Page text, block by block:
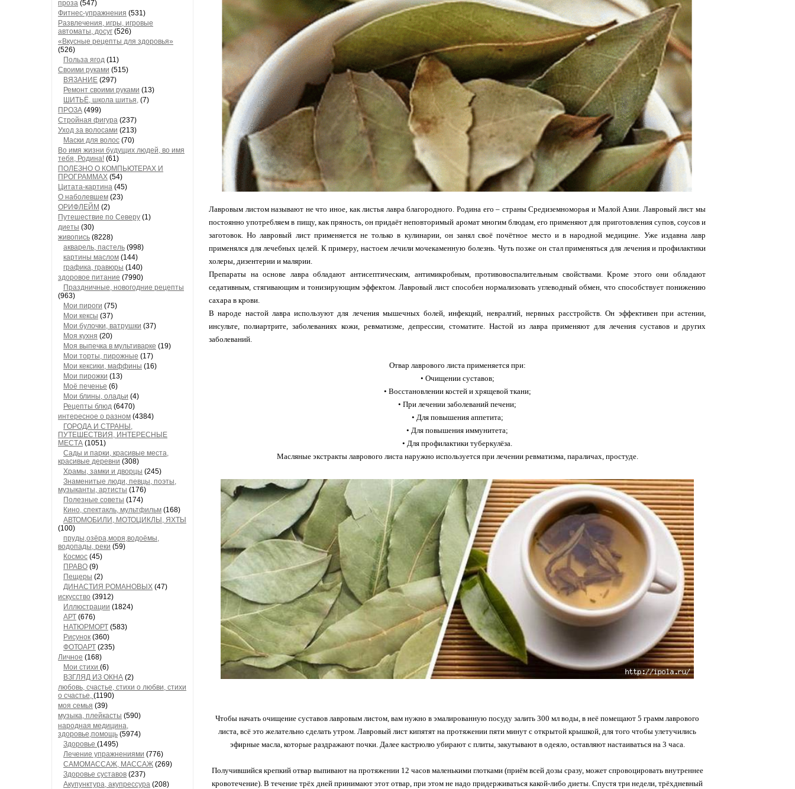
проза (547)
Фитнес-упражнения (531)
Развлечения, игры, игровые
автоматы, досуг (526)
«Вкусные рецепты для здоровья»
(526)
Польза ягод (11)
Своими руками (515)
ВЯЗАНИЕ (297)
Ремонт своими руками (13)
ШИТЬЁ, школа шитья, (7)
ПРОЗА (499)
Стройная фигура (237)
Уход за волосами (213)
Маски для волос (70)
Во имя жизни будущих людей, во имя
тебя, Родина! (61)
ПОЛЕЗНО О КОМПЬЮТЕРАХ И
ПРОГРАММАХ (54)
Цитата-картина (45)
О наболевшем (23)
ОРИФЛЕЙМ (2)
Путешествие по Северу (1)
диеты (30)
живопись (8228)
акварель, пастель (998)
картины маслом (144)
графика, гравюры (140)
здоровое питание (7990)
Праздничные, новогодние рецепты
(963)
Мои пироги (75)
Мои кексы (37)
Мои булочки, ватрушки (37)
Моя кухня (20)
Моя выпечка в мультиварке (19)
Мои торты, пирожные (17)
Мои кексики, маффины (16)
Мои пирожки (13)
Моё печенье (6)
Мои блины, оладьи (4)
Рецепты блюд (6470)
интересное о разном (4384)
ГОРОДА И СТРАНЫ,
ПУТЕШЕСТВИЯ, ИНТЕРЕСНЫЕ
МЕСТА (1051)
Сады и парки, красивые места,
красивые деревни (308)
Храмы, замки и дворцы (245)
Знаменитые люди, певцы, поэты,
музыканты, артисты (176)
Полезные советы (174)
Кино, спектакль, мультфильм (168)
АВТОМОБИЛИ, МОТОЦИКЛЫ, ЯХТЫ
(100)
пруды,озёра,моря,водоёмы,
водопады, реки (59)
Космос (45)
ПРАВО (9)
Пещеры (2)
ДИНАСТИЯ РОМАНОВЫХ (47)
искусство (3912)
Иллюстрации (1824)
АРТ (676)
НАТЮРМОРТ (583)
Рисунок (360)
ФОТОАРТ (235)
Личное (168)
Мои стихи (6)
ВЗГЛЯД ИЗ ОКНА (2)
любовь, счастье, стихи о любви, стихи
о счастье, (1190)
моя семья (39)
музыка, плейкасты (590)
народная медицина,
здоровье,помощь (5974)
Здоровье (1495)
Лечение упражнениями (776)
САМОМАССАЖ, МАССАЖ (269)
Здоровье суставов (237)
Акупунктура, акупрессура (208)
Лавровым листом называют не что иное, как листья лавра благородного. Родина его – страны Средиземноморья и Малой Азии. Лавровый лист мы
постоянно употребляем в пищу, как пряность, он придаёт неповторимый аромат многим блюдам, его применяют для приготовления супов, соусов и
заготовок. Но лавровый лист применяется не только в кулинарии, он занял своё почётное место и в народной медицине. Уже издавна лавр
применялся для лечебных целей. К примеру, настоем лечили мочекаменную болезнь. Чуть позже он стал применяться для лечения и профилактики
холеры, дизентерии и малярии.
Препараты на основе лавра обладают антисептическим, антимикробным, противовоспалительным свойствами. Кроме этого они обладают
седативным, стягивающим и тонизирующим эффектом. Лавровый лист способен нормализовать углеводный обмен, что способствует понижению
сахара в крови.
В народе настой лавра используют для лечения мышечных болей, инфекций, невралгий, нервных расстройств. Он эффективен при астении,
инсульте, полиартрите, заболеваниях кожи, ревматизме, депрессии, стоматите. Настой из лавра применяют для лечения суставов и других
заболеваний.
Отвар лаврового листа применяется при:
• Очищении суставов;
• Восстановлении костей и хрящевой ткани;
• При лечении заболеваний печени;
• Для повышения аппетита;
• Для повышения иммунитета;
• Для профилактики туберкулёза.
Масляные экстракты лаврового листа наружно используется при лечении ревматизма, параличах, простуде.
Чтобы начать очищение суставов лавровым листом, вам нужно в эмалированную посуду залить 300 мл воды, в неё помещают 5 грамм лаврового
листа, всё это желательно сделать утром. Лавровый лист кипятят на протяжении пяти минут с открытой крышкой, для того чтобы улетучились
эфирные масла, которые раздражают почки. Далее кастрюлю убирают с плиты, закутывают в одеяло, оставляют настаиваться на 3 часа.
Получившийся крепкий отвар выпивают на протяжении 12 часов маленькими глотками (приём всей дозы сразу, может спровоцировать внутреннее
кровотечение). В течение трёх дней принимают этот отвар, при этом не надо придерживаться какой-либо диеты. Спустя три недели, трёхдневный